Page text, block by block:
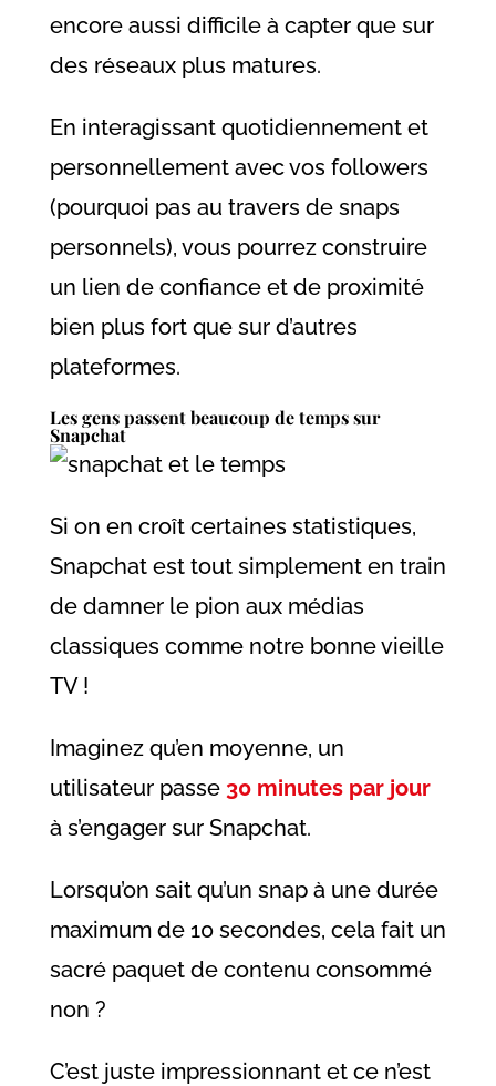
encore aussi difficile à capter que sur
des réseaux plus matures.
En interagissant quotidiennement et
personnellement avec vos followers
(pourquoi pas au travers de snaps
personnels), vous pourrez construire
un lien de confiance et de proximité
bien plus fort que sur d’autres
plateformes.
Les gens passent beaucoup de temps sur
Snapchat
Si on en croît certaines statistiques,
Snapchat est tout simplement en train
de damner le pion aux médias
classiques comme notre bonne vieille
TV !
Imaginez qu’en moyenne, un
utilisateur passe 30 minutes par jour
à s’engager sur Snapchat.
Lorsqu’on sait qu’un snap à une durée
maximum de 10 secondes, cela fait un
sacré paquet de contenu consommé
non ?
C’est juste impressionnant et ce n’est